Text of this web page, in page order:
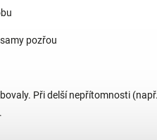
pozřou
Při delší nepřítomnosti